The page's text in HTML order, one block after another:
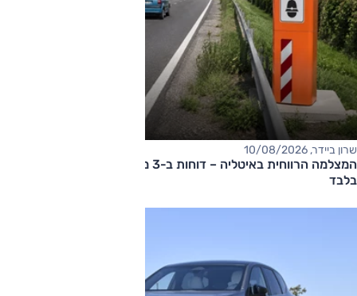
שרון ביידר, 10/08/2026
בלבד